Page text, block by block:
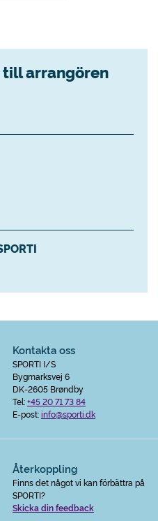
arrangören
Kontakta oss
SPORTI I/S
Bygmarksvej 6
DK-2605 Brøndby
Tel:+45 20 71 73 84
E-post:info@sporti.dk
Återkoppling
Finns det något vi kan förbättra på
SPORTI?
Skicka din feedback